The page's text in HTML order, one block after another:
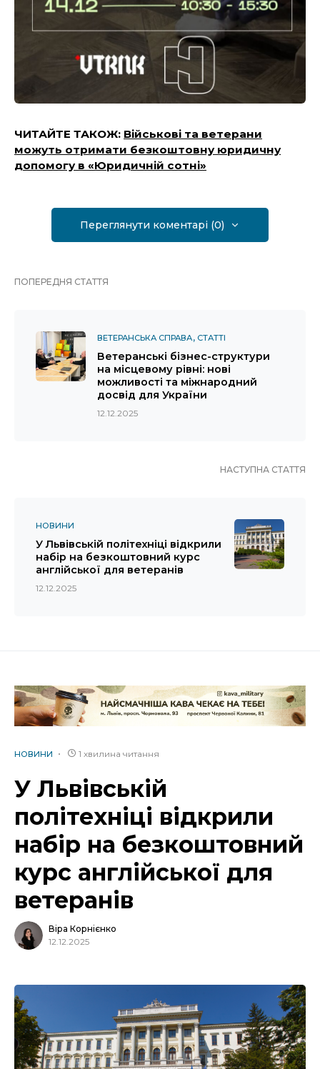
ЧИТАЙТЕ ТАКОЖ: Військові та ветерани
можуть отримати безкоштовну юридичну
допомогу в «Юридичній сотні»
Переглянути коментарі (0)
ПОПЕРЕДНЯ СТАТТЯ
ВЕТЕРАНСЬКА СПРАВА СТАТТІ
Ветеранські бізнес-структури
на місцевому рівні: нові
можливості та міжнародний
досвід для України
12.12.2025
НАСТУПНА СТАТТЯ
НОВИНИ
У Львівській політехніці відкрили
набір на безкоштовний курс
англійської для ветеранів
12.12.2025
НОВИНИ 1 хвилина читання
У Львівській
політехніці відкрили
набір на безкоштовний
курс англійської для
ветеранів
Віра Корнієнко
12.12.2025